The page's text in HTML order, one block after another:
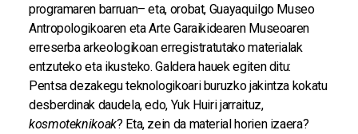
programaren barruan– eta, orobat, Guayaquilgo Museo
Antropologikoaren eta Arte Garaikidearen Museoaren
erreserba arkeologikoan erregistratutako materialak
entzuteko eta ikusteko. Galdera hauek egiten ditu:
Pentsa dezakegu teknologikoari buruzko jakintza kokatu
desberdinak daudela, edo, Yuk Huiri jarraituz,
kosmoteknikoak? Eta, zein da material horien izaera?